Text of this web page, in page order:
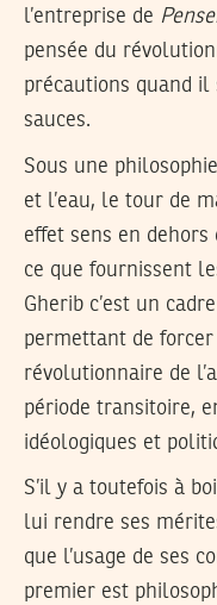
l’entreprise de
pensée du
précautions quand il
sauces.
Sous une
et l’eau, le tour de
effet sens en dehors
ce que fournissent
Gherib c’est un
permettant de
révolutionnaire de
période transitoire,
idéologiques et
S’il y a toutefois à
lui rendre ses
que l’usage de ses
premier est